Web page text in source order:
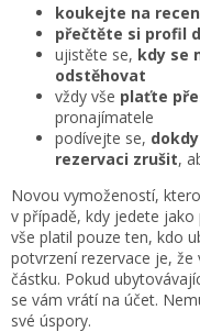
koukejte na
přečtěte si profil
ujistěte se, kdy se
odstěhovat
vždy vše plaťte
pronajímatele
podívejte se,
rezervaci zrušit,
Novou vymožeností,
v případě, kdy jedete
vše platil pouze ten, kdo
potvrzení rezervace je,
částku. Pokud
se vám vrátí na účet.
své úspory.